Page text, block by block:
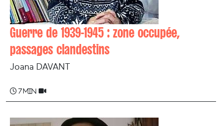
Guerre de 1939-1945 : zone occupée,
passages clandestins
Joana DAVANT
7 min